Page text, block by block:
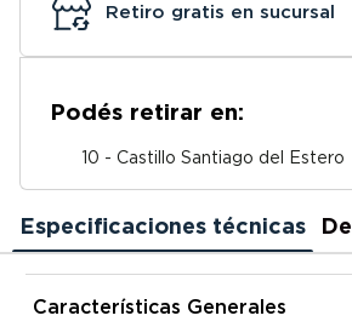
Retiro gratis en sucursal
Podés retirar en:
10 - Castillo Santiago del Estero
Especificaciones técnicas
Características Generales